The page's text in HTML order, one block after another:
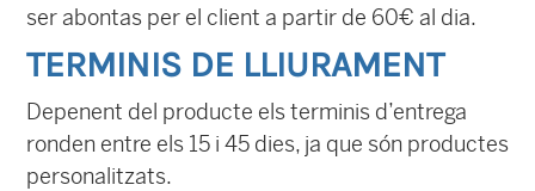
ser abontas per el client a partir de 60€ al dia.
TERMINIS DE LLIURAMENT
Depenent del producte els terminis d’entrega
ronden entre els 15 i 45 dies, ja que són productes
personalitzats.